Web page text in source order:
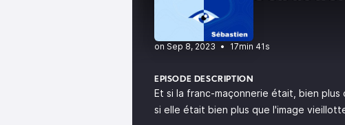
• 17min 41s
EPISODE DESCRIPTION
Et si la franc-maçonnerie était, bien
si elle était bien plus que l'image